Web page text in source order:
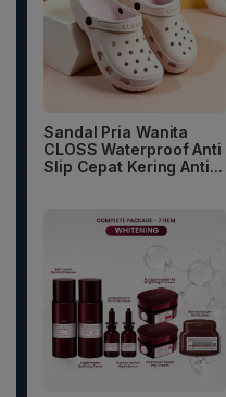
Sandal Pria Wanita
CLOSS Waterproof Anti
Slip Cepat Kering Anti...